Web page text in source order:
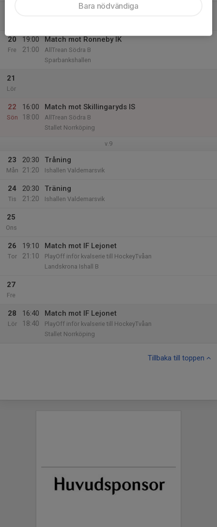
20
Fre
19:00
21:00
Match mot Ronneby IK
AllTrean Södra B
Sparbankshallen
21
Lör
22
Sön
16:00
18:00
Match mot Skillingaryds IS
AllTrean Södra B
Stallet Norrköping
v.9
23
Mån
20:30
21:20
Tråning
Ishallen Valdemarsvik
24
Tis
20:30
21:20
Träning
Ishallen Valdemarsvik
25
Ons
26
Tor
19:10
21:10
Match mot IF Lejonet
PlayOff inför kvalserie till HockeyTvåan
Landskrona Ishall B
27
Fre
28
Lör
16:40
18:40
Match mot IF Lejonet
PlayOff inför kvalserie till HockeyTvåan
Stallet Norrköping
Tillbaka till toppen
Bara nödvändiga